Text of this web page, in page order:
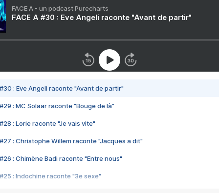
FACE A - un podcast Purecharts
FACE A #30 : Eve Angeli raconte "Avant de partir"
#30 : Eve Angeli raconte "Avant de partir"
#29 : MC Solaar raconte "Bouge de là"
#28 : Lorie raconte "Je vais vite"
#27 : Christophe Willem raconte "Jacques a dit"
#26 : Chimène Badi raconte "Entre nous"
#25 : Indochine raconte "3e sexe"